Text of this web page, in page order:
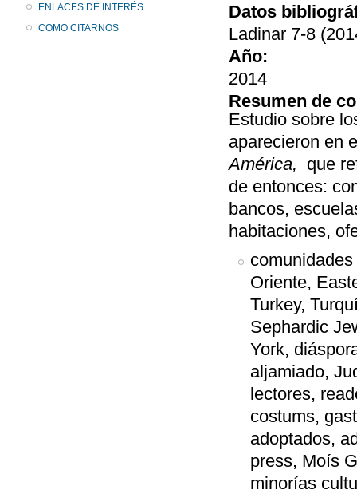
ENLACES DE INTERÉS
COMO CITARNOS
Datos
Ladinar 7-8
Año:
2014
Resumen de
Estudio sobre
aparecieron en
América, que
de entonces:
bancos,
habitaciones,
Oriente,
Turkey,
Sephardic
York,
aljamiado,
lectores,
costums,
adoptados,
press, Moís
minorías